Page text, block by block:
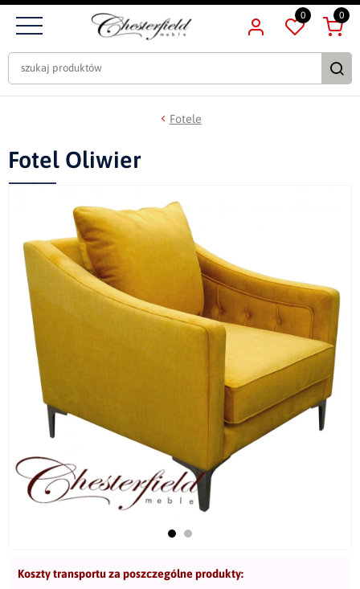
0 0
Fotele
Fotel Oliwier
Koszty transportu za poszczególne produkty: